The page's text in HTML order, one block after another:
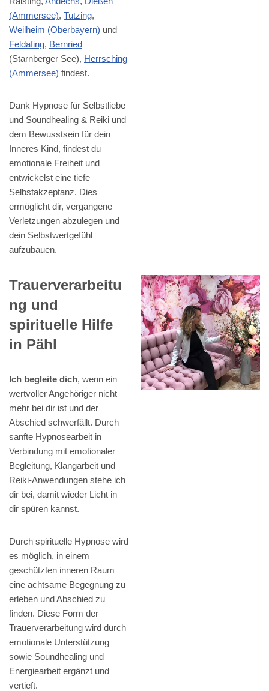
(Ammersee), Tutzing,
Weilheim (Oberbayern) und
Feldafing, Bernried
(Starnberger See), Herrsching
(Ammersee) findest.
Dank Hypnose für Selbstliebe
und Soundhealing & Reiki und
dem Bewusstsein für dein
Inneres Kind, findest du
emotionale Freiheit und
entwickelst eine tiefe
Selbstakzeptanz. Dies
ermöglicht dir, vergangene
Verletzungen abzulegen und
dein Selbstwertgefühl
aufzubauen.
Trauerverarbeitu
ng und
spirituelle Hilfe
in Pähl
Ich begleite dich, wenn ein
wertvoller Angehöriger nicht
mehr bei dir ist und der
Abschied schwerfällt. Durch
sanfte Hypnosearbeit in
Verbindung mit emotionaler
Begleitung, Klangarbeit und
Reiki-Anwendungen stehe ich
dir bei, damit wieder Licht in
dir spüren kannst.
Durch spirituelle Hypnose wird
es möglich, in einem
geschützten inneren Raum
eine achtsame Begegnung zu
erleben und Abschied zu
finden. Diese Form der
Trauerverarbeitung wird durch
emotionale Unterstützung
sowie Soundhealing und
Energiearbeit ergänzt und
vertieft.